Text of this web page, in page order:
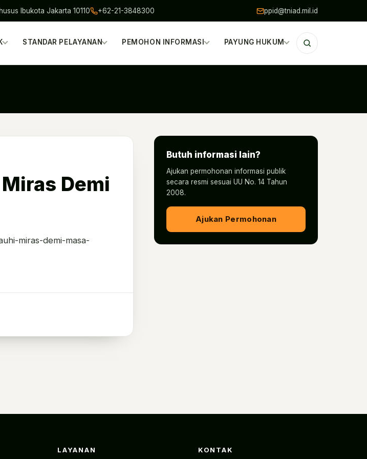
Ibukota Jakarta 10110 +62-21-3848300 ppid@tniad.mil.id
STANDAR PELAYANAN PEMOHON INFORMASI PAYUNG HUKUM
Demi
miras-demi-masa-
Butuh informasi lain?
Ajukan permohonan informasi publik
secara resmi sesuai UU No. 14 Tahun
2008.
Ajukan Permohonan
LAYANAN KONTAK